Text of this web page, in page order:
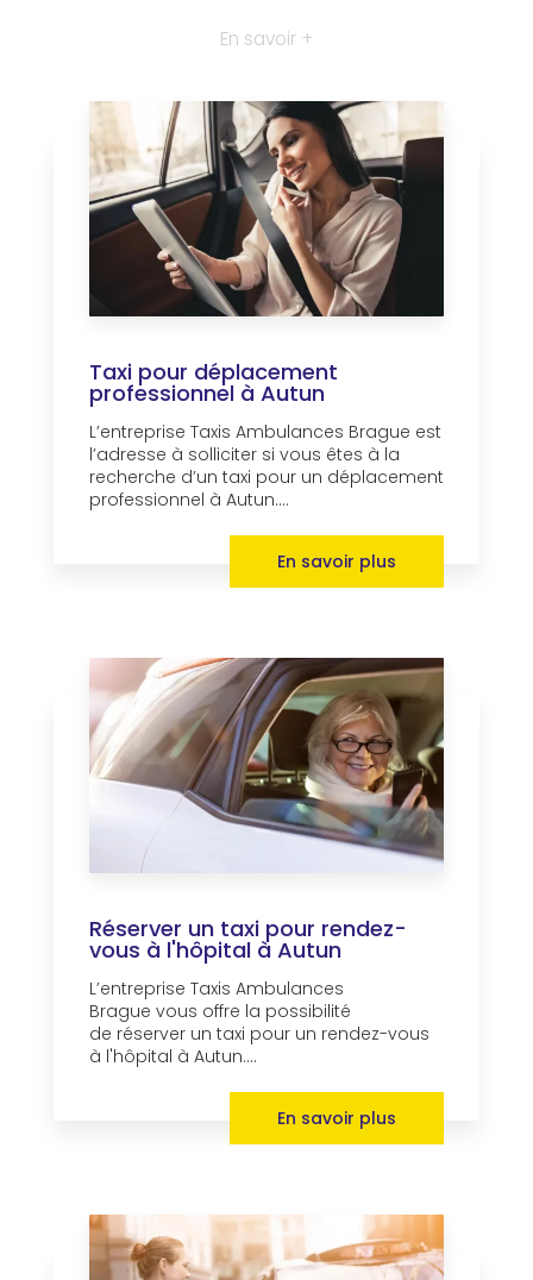
En savoir +
Taxi pour déplacement
professionnel à Autun
L’entreprise Taxis Ambulances Brague est
l’adresse à solliciter si vous êtes à la
recherche d’un taxi pour un déplacement
professionnel à Autun....
En savoir plus
Réserver un taxi pour rendez-
vous à l'hôpital à Autun
L’entreprise Taxis Ambulances
Brague vous offre la possibilité
de réserver un taxi pour un rendez-vous
à l'hôpital à Autun....
En savoir plus